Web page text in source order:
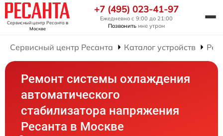
Сервисный центр Ресанта в
Москве
+7 (495) 023-41-97
Ежедневно с 9:00 до 21:00
Позвонить мне утром
Сервисный центр Ресанта Каталог устройств
Ремонт системы охлаждения
автоматического
стабилизатора напряжения
Ресанта в Москве